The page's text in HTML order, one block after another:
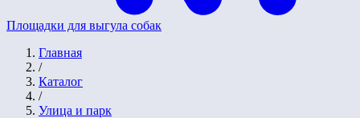
Площадки для выгула собак
Главная
/
Каталог
/
Улица и парк